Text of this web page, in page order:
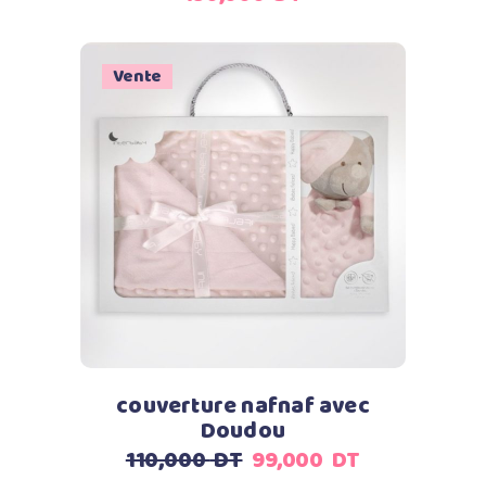
Vente
Ajouter au panier
couverture nafnaf avec
Doudou
110,000DT Le
99,000 DT